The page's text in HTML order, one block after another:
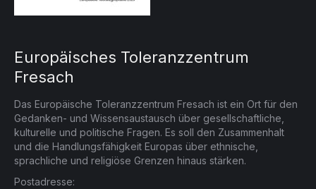
Europäisches Toleranzzentrum
Fresach
Das Europäische Toleranzzentrum Fresach ist ein Ort für den
Gedanken- und Wissensaustausch über gesellschaftliche,
kulturelle und politische Fragen. Es soll den Zusammenhalt
und die Handlungsfähigkeit Europas über ethnische,
sprachliche und religiöse Grenzen hinaus stärken.
Postadresse: